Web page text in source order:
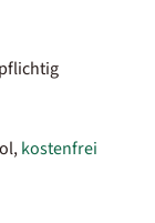
kostenfrei